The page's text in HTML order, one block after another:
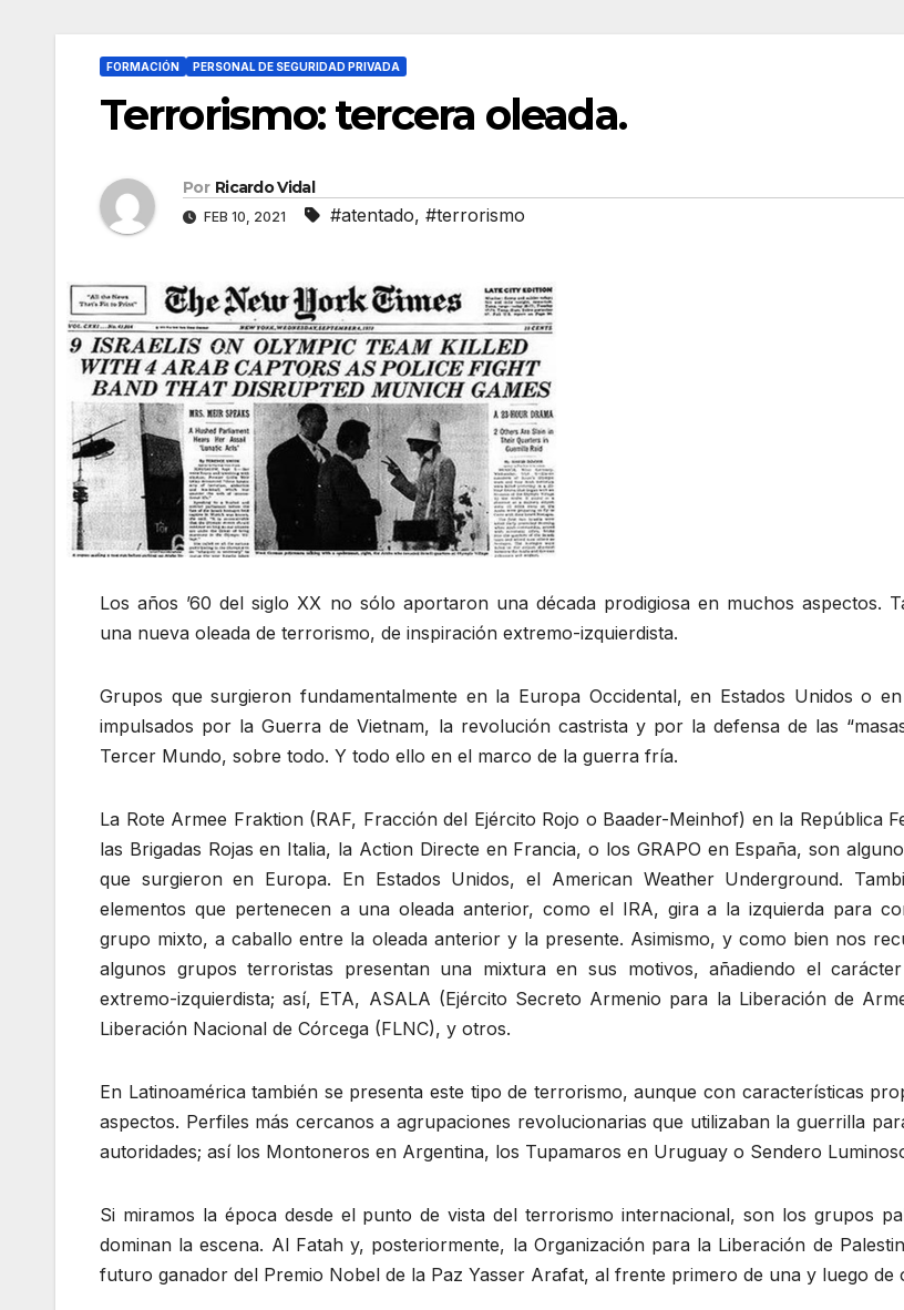
FORMACIÓN PERSONAL DE SEGURIDAD PRIVADA
Terrorismo: tercera oleada.
Por Ricardo Vidal
FEB 10, 2021 #atentado, #terrorismo
Los años ’60 del siglo XX no sólo aportaron una década prodigiosa en muchos aspectos.
una nueva oleada de terrorismo, de inspiración extremo-izquierdista.
Grupos que surgieron fundamentalmente en la Europa Occidental, en Estados Unidos o
impulsados por la Guerra de Vietnam, la revolución castrista y por la defensa de las
Tercer Mundo, sobre todo. Y todo ello en el marco de la guerra fría.
La Rote Armee Fraktion (RAF, Fracción del Ejército Rojo o Baader-Meinhof) en la República
las Brigadas Rojas en Italia, la Action Directe en Francia, o los GRAPO en España, son
que surgieron en Europa. En Estados Unidos, el American Weather Underground.
elementos que pertenecen a una oleada anterior, como el IRA, gira a la izquierda para
grupo mixto, a caballo entre la oleada anterior y la presente. Asimismo, y como bien nos
algunos grupos terroristas presentan una mixtura en sus motivos, añadiendo el
extremo-izquierdista; así, ETA, ASALA (Ejército Secreto Armenio para la Liberación de
Liberación Nacional de Córcega (FLNC), y otros.
En Latinoamérica también se presenta este tipo de terrorismo, aunque con características
aspectos. Perfiles más cercanos a agrupaciones revolucionarias que utilizaban la guerrilla
autoridades; así los Montoneros en Argentina, los Tupamaros en Uruguay o Sendero
Si miramos la época desde el punto de vista del terrorismo internacional, son los grupos
dominan la escena. Al Fatah y, posteriormente, la Organización para la Liberación de
futuro ganador del Premio Nobel de la Paz Yasser Arafat, al frente primero de una y luego de